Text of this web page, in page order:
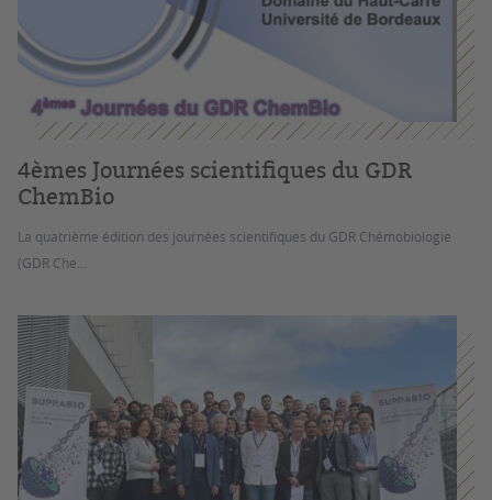
4èmes Journées scientifiques du GDR
ChemBio
La quatrième édition des journées scientifiques du GDR Chémobiologie
(GDR Che...